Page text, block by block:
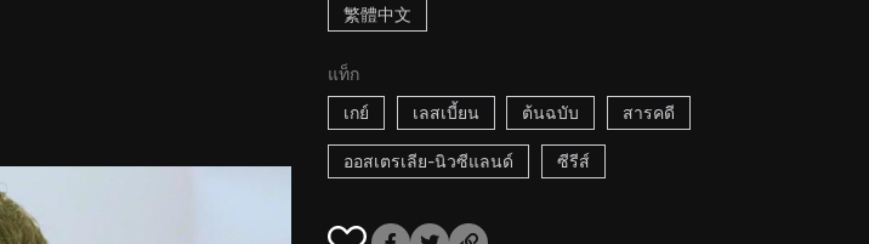
繁體中文
แท็ก
เกย์
เลสเบี้ยน ต้นฉบับ สารคดี
ออสเตรเลีย-นิวซีแลนด์ ซีรีส์